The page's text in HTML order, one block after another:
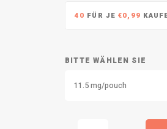
40 FÜR JE€0,99
BITTE WÄHLEN SIE
11.5 mg/pouch